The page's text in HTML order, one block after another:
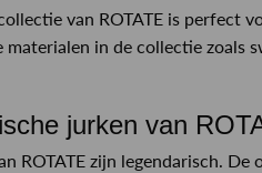
van ROTATE is perfect
in de collectie zoals
jurken van
ROTATE zijn legendarisch.